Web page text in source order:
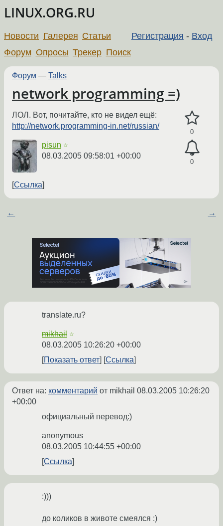
LINUX.ORG.RU
Регистрация - Вход
Новости Галерея Статьи
Форум Опросы Трекер Поиск
Форум — Talks
network programming =)
0
0
ЛОЛ. Вот, почитайте, кто не видел ещё:
http://network.programming-in.net/russian/
pisun ☆
08.03.2005 09:58:01 +00:00
Ссылка
← →
translate.ru?
mikhail ☆
08.03.2005 10:26:20 +00:00
Показать ответ
Ссылка
Ответ на: комментарий от mikhail 08.03.2005 10:26:20
+00:00
официальный перевод:)
anonymous
08.03.2005 10:44:55 +00:00
Ссылка
:)))
до коликов в животе смеялся :)